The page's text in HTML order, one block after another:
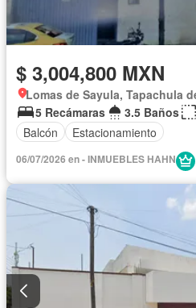
$ 3,004,800 MXN
Lomas de Sayula, Tapachula
5 Recámaras
3.5 Baños
Balcón
Estacionamiento
06/07/2026 en - INMUEBLES HAHN